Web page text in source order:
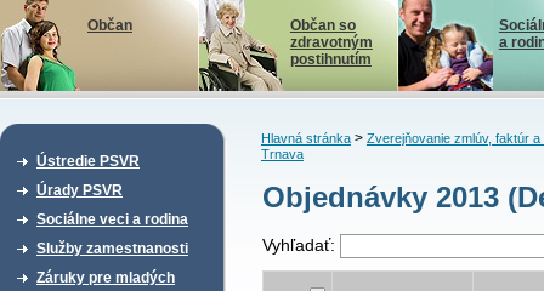
Občan
Občan so
zdravotným
postihnutím
a
Ústredie PSVR
Úrady PSVR
Sociálne veci a rodina
Služby zamestnanosti
Záruky pre mladých
Hlavná stránka> Zverejňovanie zmlúv, faktúr a
Trnava
Objednávky 2013
Vyhľadať: